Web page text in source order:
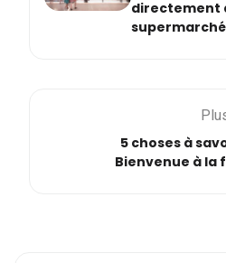
directement
supermarché
5 choses à
Bienvenue à la